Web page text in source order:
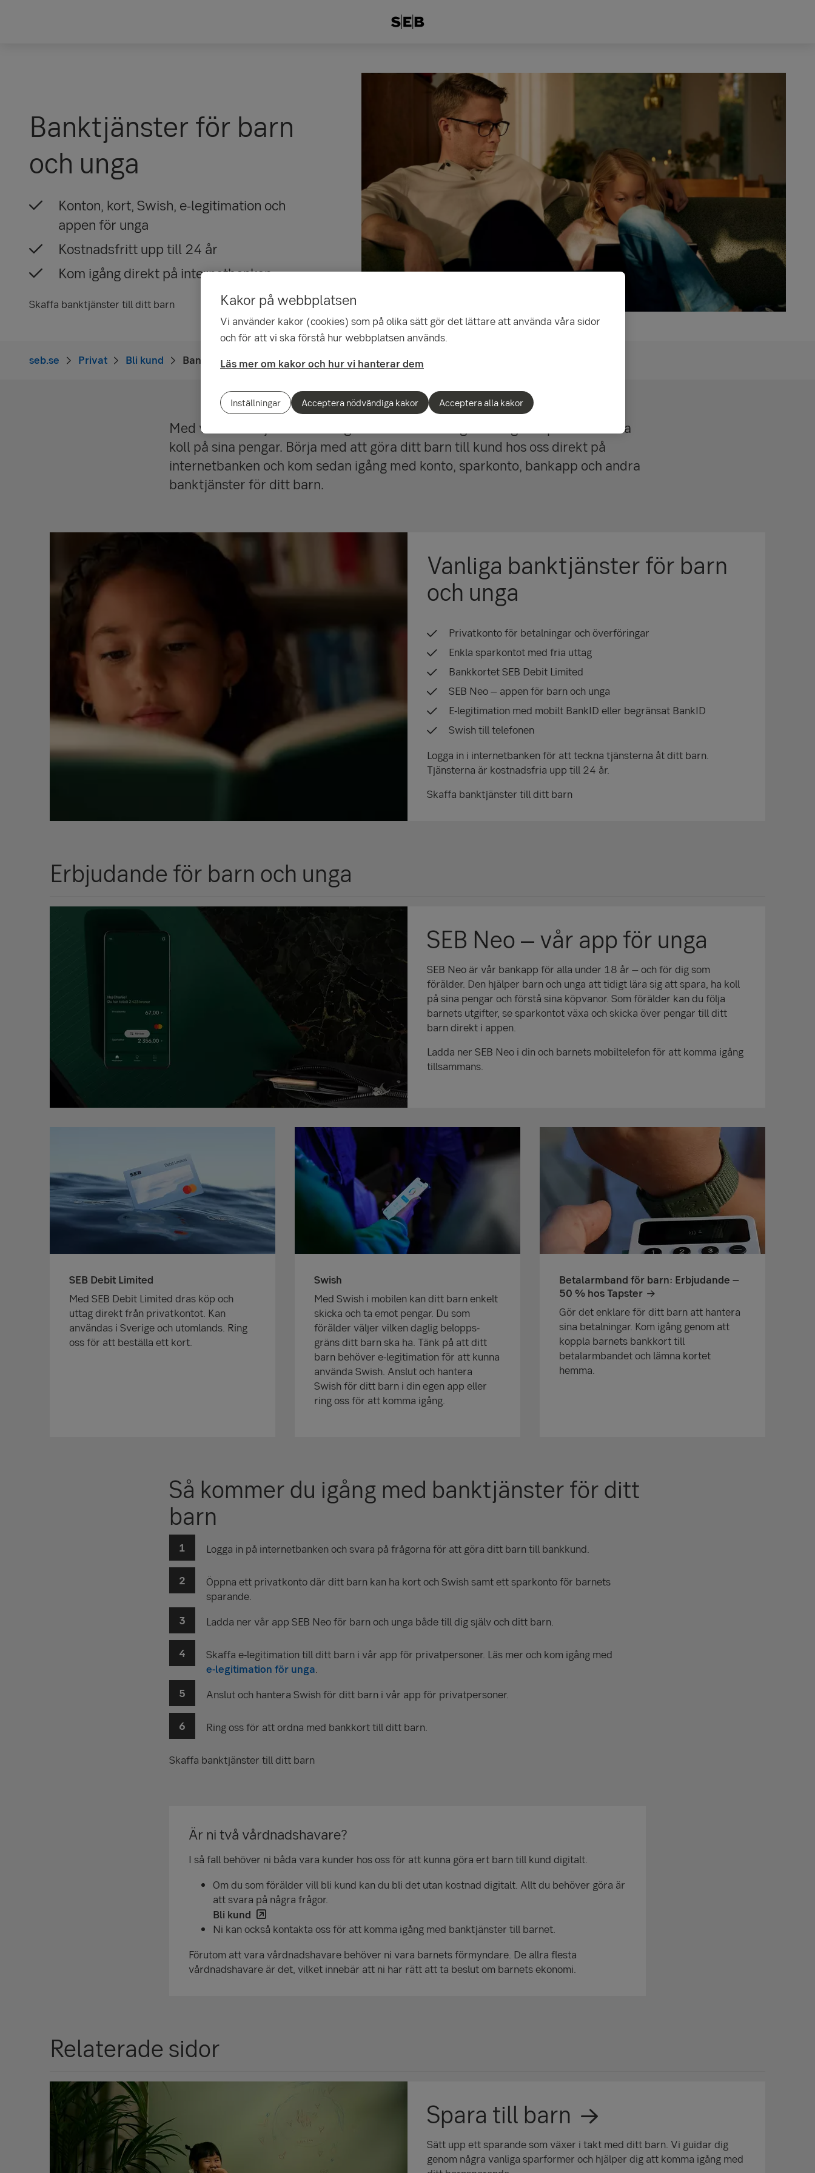
Banktjänster för barn
och unga
Konton, kort, Swish, e-legitimation och
appen för unga
Kostnadsfritt upp till 24 år
Kom igång direkt på internetbanken
Skaffa banktjänster till ditt barn
seb.se Privat Bli kund Banktjänster för barn och unga
Med våra banktjänster för unga kan ditt barn tidigt lära sig att spara och hålla
koll på sina pengar. Börja med att göra ditt barn till kund hos oss direkt på
internetbanken och kom sedan igång med konto, sparkonto, bankapp och andra
banktjänster för ditt barn.
Vanliga banktjänster för barn
och unga
Privatkonto för betalningar och överföringar
Enkla sparkontot med fria uttag
Bankkortet SEB Debit Limited
SEB Neo – appen för barn och unga
E-legitimation med mobilt BankID eller begränsat BankID
Swish till telefonen
Logga in i internetbanken för att teckna tjänsterna åt ditt barn.
Tjänsterna är kostnadsfria upp till 24 år.
Skaffa banktjänster till ditt barn
Erbjudande för barn och unga
SEB Neo – vår app för unga
SEB Neo är vår bankapp för alla under 18 år – och för dig som
förälder. Den hjälper barn och unga att tidigt lära sig att spara, ha koll
på sina pengar och förstå sina köpvanor. Som förälder kan du följa
barnets utgifter, se sparkontot växa och skicka över pengar till ditt
barn direkt i appen.
Ladda ner SEB Neo i din och barnets mobiltelefon för att komma igång
tillsammans.
SEB Debit Limited
Med SEB Debit Limited dras köp och
uttag direkt från privatkontot. Kan
användas i Sverige och utomlands. Ring
oss för att beställa ett kort.
Swish
Med Swish i mobilen kan ditt barn enkelt
skicka och ta emot pengar. Du som
förälder väljer vilken daglig belopps­
gräns ditt barn ska ha. Tänk på att ditt
barn behöver e-legitimation för att kunna
använda Swish. Anslut och hantera
Swish för ditt barn i din egen app eller
ring oss för att komma igång.
Betalarmband för barn: Erbjudande –
50 % hos Tapster
Gör det enklare för ditt barn att hantera
sina betalningar. Kom igång genom att
koppla barnets bankkort till
betalarmbandet och lämna kortet
hemma.
Så kommer du igång med banktjänster för ditt
barn
Logga in på internetbanken och svara på frågorna för att göra ditt barn till bankkund.
Öppna ett privatkonto där ditt barn kan ha kort och Swish samt ett sparkonto för barnets
sparande.
Ladda ner vår app SEB Neo för barn och unga både till dig själv och ditt barn.
Skaffa e-legitimation till ditt barn i vår app för privatpersoner. Läs mer och kom igång med
e-legitimation för unga.
Anslut och hantera Swish för ditt barn i vår app för privatpersoner.
Ring oss för att ordna med bankkort till ditt barn.
Skaffa banktjänster till ditt barn
Är ni två vårdnadshavare?
I så fall behöver ni båda vara kunder hos oss för att kunna göra ert barn till kund digitalt.
Om du som förälder vill bli kund kan du bli det utan kostnad digitalt. Allt du behöver göra är
att svara på några frågor.
Bli kund
Ni kan också kontakta oss för att komma igång med banktjänster till barnet.
Förutom att vara vårdnadshavare behöver ni vara barnets förmyndare. De allra flesta
vårdnadshavare är det, vilket innebär att ni har rätt att ta beslut om barnets ekonomi.
Relaterade sidor
Spara till barn
Sätt upp ett sparande som växer i takt med ditt barn. Vi guidar dig
genom några vanliga sparformer och hjälper dig att komma igång med
Kakor på webbplatsen
Vi använder kakor (cookies) som på olika sätt gör det lättare att använda våra sidor
och för att vi ska förstå hur webbplatsen används.
Läs mer om kakor och hur vi hanterar dem
Inställningar Acceptera nödvändiga kakor Acceptera alla kakor